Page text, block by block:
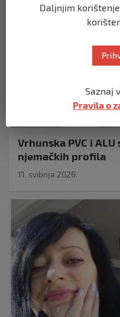
Vrhunska PVC i
njemačkih profila
11. svibnja 2026.
Daljnjim
Saznaj
Pravila o